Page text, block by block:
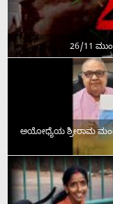
26/11
ಅಯೋಧ್ಯೆಯ ಶ್ರೀರಾಮ